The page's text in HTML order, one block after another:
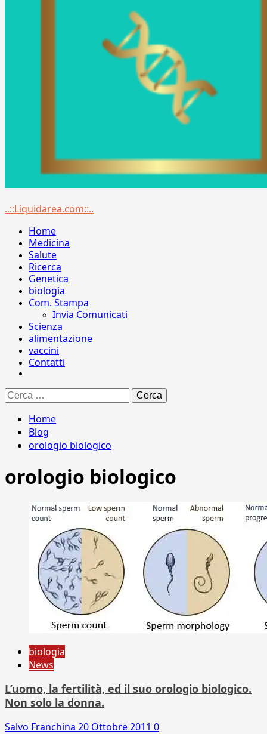
Menu
..::Liquidarea.com::..
Home
Medicina
Salute
Ricerca
Genetica
biologia
Com. Stampa
Invia Comunicati
Scienza
alimentazione
vaccini
Contatti
Ricerca
per:
Home
Blog
orologio biologico
orologio biologico
biologia
News
L’uomo, la fertilità, ed il suo orologio biologico.
Non solo la donna.
Salvo Franchina 20 Ottobre 2011 0